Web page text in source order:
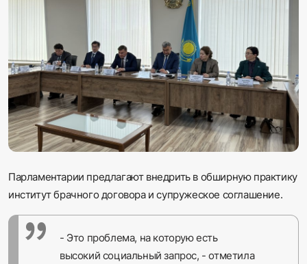
Sadaq TV
Общество
Спорт
Мир
Парламентарии предлагают внедрить в обширную практику
институт брачного договора и супружеское соглашение.
- Это проблема, на которую есть
высокий социальный запрос, - отметила